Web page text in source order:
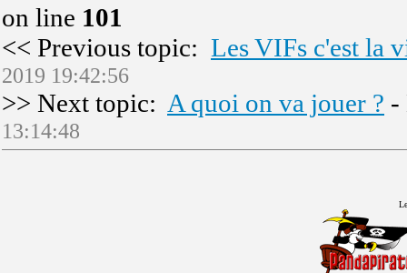
on line 101
<< Previous topic: Les VIFs c'est la
2019 19:42:56
>> Next topic: A quoi on va jouer ? -
13:14:48